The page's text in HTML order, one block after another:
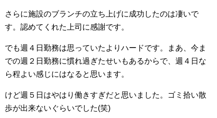
さらに施設のブランチの立ち上げに成功したのは凄いで
す。認めてくれた上司に感謝です。
でも週４日勤務は思っていたよりハードです。まあ、今ま
での週２日勤務に慣れ過ぎたせいもあるからで、週４日な
ら程よい感じにはなると思います。
けど週５日はやはり働きすぎだと思いました。ゴミ拾い散
歩が出来ないぐらいでした(笑)